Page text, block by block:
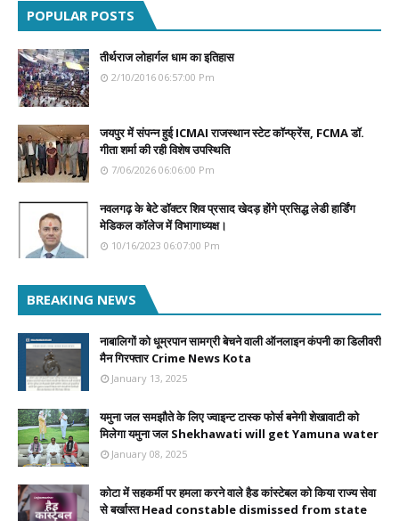
POPULAR POSTS
तीर्थराज लोहार्गल धाम का इतिहास
2/10/2016 06:57:00 Pm
जयपुर में संपन्न हुई ICMAI राजस्थान स्टेट कॉन्फ्रेंस, FCMA डॉ.
गीता शर्मा की रही विशेष उपस्थिति
7/06/2026 06:06:00 Pm
नवलगढ़ के बेटे डॉक्टर शिव प्रसाद खेदड़ होंगे प्रसिद्ध लेडी हार्डिंग
मेडिकल कॉलेज में विभागाध्यक्ष।
10/16/2023 06:07:00 Pm
BREAKING NEWS
नाबालिगों को धूम्रपान सामग्री बेचने वाली ऑनलाइन कंपनी का डिलीवरी
मैन गिरफ्तार Crime News Kota
January 13, 2025
यमुना जल समझौते के लिए ज्वाइन्ट टास्क फोर्स बनेगी शेखावाटी को
मिलेगा यमुना जल Shekhawati will get Yamuna water
January 08, 2025
कोटा में सहकर्मी पर हमला करने वाले हैड कांस्टेबल को किया राज्य सेवा
से बर्खास्त Head constable dismissed from state